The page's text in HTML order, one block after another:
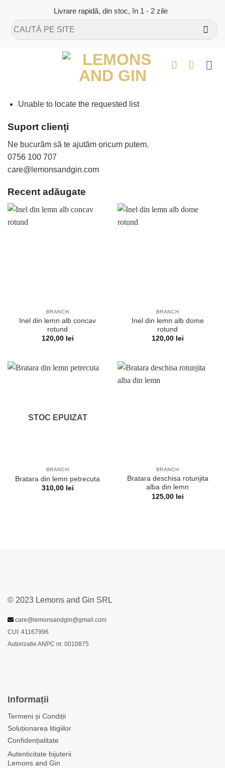
content
Livrare rapidă, din stoc, în 1 - 2 zile
Caută
după:
Unable to locate the requested list
Suport clienți
Ne bucurăm să te ajutăm oricum putem.
0756 100 707
care@lemonsandgin.com
Recent adăugate
BRANCH
Inel din lemn alb concav
rotund
120,00 lei
BRANCH
Inel din lemn alb dome
rotund
120,00 lei
STOC EPUIZAT
BRANCH
Bratara din lemn petrecuta
310,00 lei
BRANCH
Bratara deschisa rotunjita
alba din lemn
125,00 lei
© 2023 Lemons and Gin SRL
care@lemonsandgin@gmail.com
CUI: 41167996
Autorizatie ANPC nr. 0010875
Informații
Termeni și Condiții
Soluționarea litigiilor
Confidențialitate
Autenticitate bijuterii
Lemons and Gin